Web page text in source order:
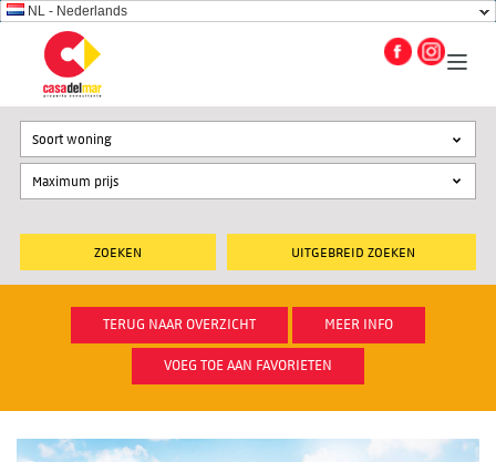
NL - Nederlands
UITGEBREID ZOEKEN
Soort woning
TERUG NAAR OVERZICHT MEER INFO
VOEG TOE AAN FAVORIETEN